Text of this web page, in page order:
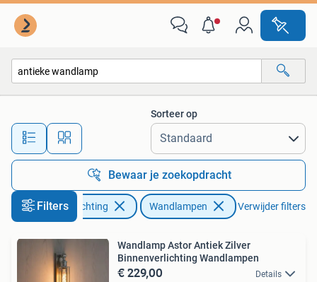
Alle afstanden…
Sorteer op
Bewaar je zoekopdracht
Filters
Huis en Inrichting Wandlampen Verwijder filters
Wandlamp Astor Antiek Zilver
Binnenverlichting Wandlampen
€ 229,00 Details